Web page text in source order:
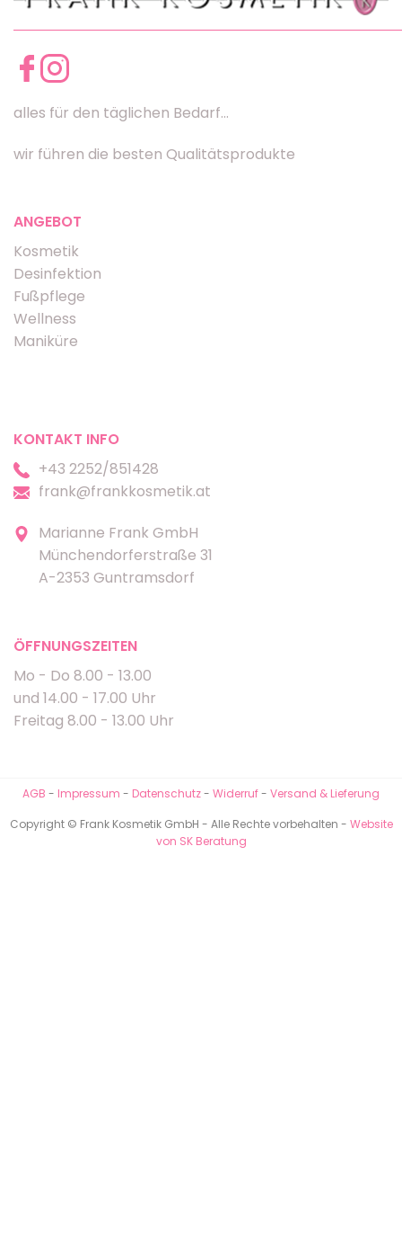
alles für den täglichen Bedarf...
wir führen die besten Qualitätsprodukte
ANGEBOT
Kosmetik
Desinfektion
Fußpflege
Wellness
Maniküre
KONTAKT INFO
+43 2252/851428
frank@frankkosmetik.at
Marianne Frank GmbH
Münchendorferstraße 31
A-2353 Guntramsdorf
ÖFFNUNGSZEITEN
Mo - Do 8.00 - 13.00
und 14.00 - 17.00 Uhr
Freitag 8.00 - 13.00 Uhr
AGB - Impressum - Datenschutz- Widerruf- Versand & Lieferung
Copyright © Frank Kosmetik GmbH - Alle Rechte vorbehalten - Website
von SK Beratung